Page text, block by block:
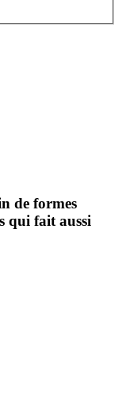
de formes
qui fait aussi